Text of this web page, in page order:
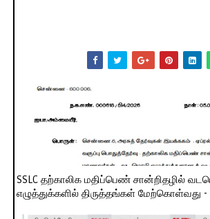
SSLC தற்காலிக மதிப்பெண் சான்றிதழில்
எழுத்துக்களில் திருத்தங்கள் மேற்கொள்வது -